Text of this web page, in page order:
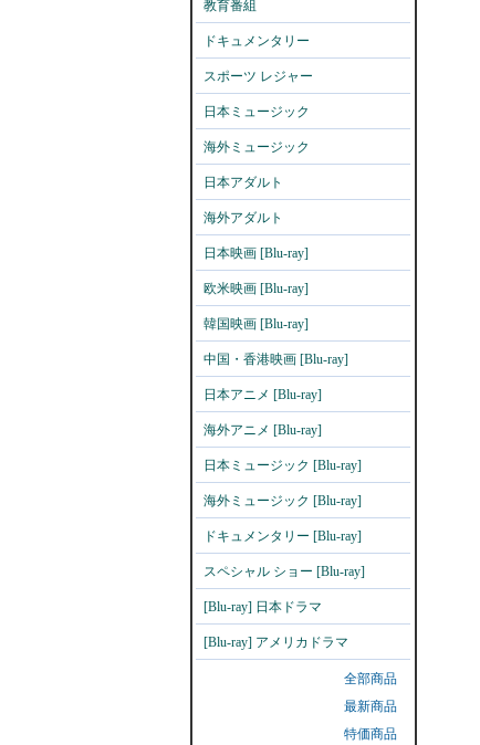
教育番組
ドキュメンタリー
スポーツ レジャー
日本ミュージック
海外ミュージック
日本アダルト
海外アダルト
日本映画 [Blu-ray]
欧米映画 [Blu-ray]
韓国映画 [Blu-ray]
中国・香港映画 [Blu-ray]
日本アニメ [Blu-ray]
海外アニメ [Blu-ray]
日本ミュージック [Blu-ray]
海外ミュージック [Blu-ray]
ドキュメンタリー [Blu-ray]
スペシャル ショー [Blu-ray]
[Blu-ray] 日本ドラマ
[Blu-ray] アメリカドラマ
全部商品
最新商品
特価商品